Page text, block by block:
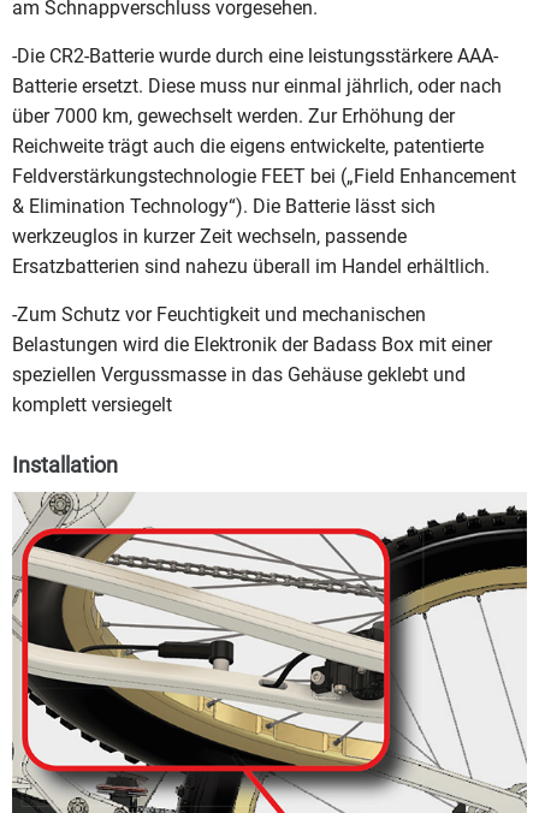
am Schnappverschluss vorgesehen.
-Die CR2-Batterie wurde durch eine leistungsstärkere AAA-
Batterie ersetzt. Diese muss nur einmal jährlich, oder nach
über 7000 km, gewechselt werden. Zur Erhöhung der
Reichweite trägt auch die eigens entwickelte, patentierte
Feldverstärkungstechnologie FEET bei („Field Enhancement
& Elimination Technology“). Die Batterie lässt sich
werkzeuglos in kurzer Zeit wechseln, passende
Ersatzbatterien sind nahezu überall im Handel erhältlich.
-Zum Schutz vor Feuchtigkeit und mechanischen
Belastungen wird die Elektronik der Badass Box mit einer
speziellen Vergussmasse in das Gehäuse geklebt und
komplett versiegelt
Installation